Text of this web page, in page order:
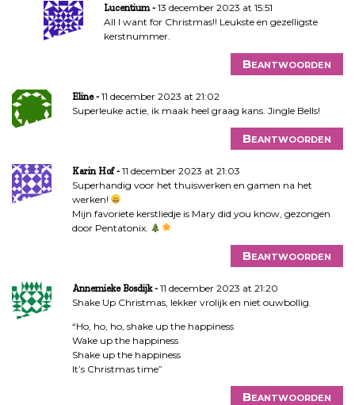
Lucentium
13 december 2023 at 15:51
All I want for Christmas!! Leukste en gezelligste
kerstnummer.
Beantwoorden
Eline
11 december 2023 at 21:02
Superleuke actie, ik maak heel graag kans. Jingle Bells!
Beantwoorden
Karin Hof
11 december 2023 at 21:03
Superhandig voor het thuiswerken en gamen na het
werken!
Mijn favoriete kerstliedje is Mary did you know, gezongen
door Pentatonix.
Beantwoorden
Annemieke Bosdijk
11 december 2023 at 21:20
Shake Up Christmas, lekker vrolijk en niet ouwbollig.
“Ho, ho, ho, shake up the happiness
Wake up the happiness
Shake up the happiness
It’s Christmas time”
Beantwoorden